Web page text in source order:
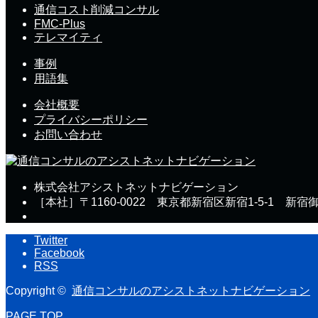
通信コスト削減コンサル
FMC-Plus
テレマイティ
事例
用語集
会社概要
プライバシーポリシー
お問い合わせ
株式会社アシストネットナビゲーション
［本社］〒1160-0022 東京都新宿区新宿1-5-1 新宿
Twitter
Facebook
RSS
Copyright © 通信コンサルのアシストネットナビゲーション